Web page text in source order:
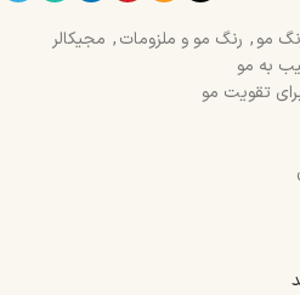
مو, رنگ مو و ملزومات, مجیکالر
به مو
تقویت مو